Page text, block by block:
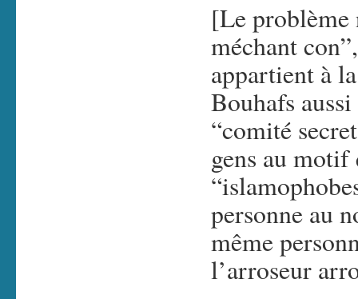
[Le problème
méchant
appartient à
Bouhafs
“comité
gens au motif
personne au
même
l’arroseur